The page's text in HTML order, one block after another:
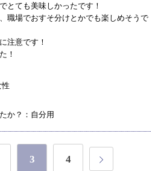
とても美味しかったです！
職場でおすそ分けとかでも楽しめそうで
注意です！
！
か？：自分用
3 4